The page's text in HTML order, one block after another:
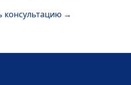
консультацию →